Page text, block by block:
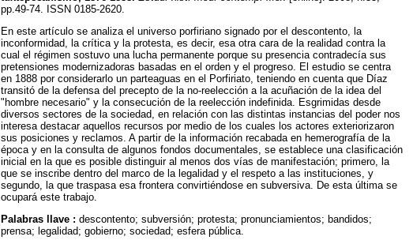
pp.49-74. ISSN 0185-2620.
En este artículo se analiza el universo porfiriano signado por el descontento, la
inconformidad, la crítica y la protesta, es decir, esa otra cara de la realidad contra la
cual el régimen sostuvo una lucha permanente porque su presencia contradecía sus
pretensiones modernizadoras basadas en el orden y el progreso. El estudio se centra
en 1888 por considerarlo un parteaguas en el Porfiriato, teniendo en cuenta que Díaz
transitó de la defensa del precepto de la no-reelección a la acuñación de la idea del
"hombre necesario" y la consecución de la reelección indefinida. Esgrimidas desde
diversos sectores de la sociedad, en relación con las distintas instancias del poder nos
interesa destacar aquellos recursos por medio de los cuales los actores exteriorizaron
sus posiciones y reclamos. A partir de la información recabada en hemerografía de la
época y en la consulta de algunos fondos documentales, se establece una clasificación
inicial en la que es posible distinguir al menos dos vías de manifestación; primero, la
que se inscribe dentro del marco de la legalidad y el respeto a las instituciones, y
segundo, la que traspasa esa frontera convirtiéndose en subversiva. De esta última se
ocupará este trabajo.
Palabras llave : descontento; subversión; protesta; pronunciamientos; bandidos;
prensa; legalidad; gobierno; sociedad; esfera pública.